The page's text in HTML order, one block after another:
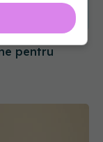
în
pentru